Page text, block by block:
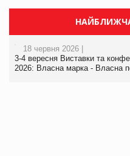
18 червня 2026 |
3-4 вересня Виставки та
2026: Власна марка - Власна